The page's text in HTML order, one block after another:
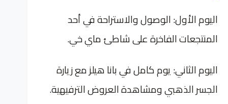
اليوم الأول: الوصول والاستراحة في أحد
المنتجعات الفاخرة على شاطئ ماي خي.
اليوم الثاني: يوم كامل في بانا هيلز مع زيارة
الجسر الذهبي ومشاهدة العروض الترفيهية.